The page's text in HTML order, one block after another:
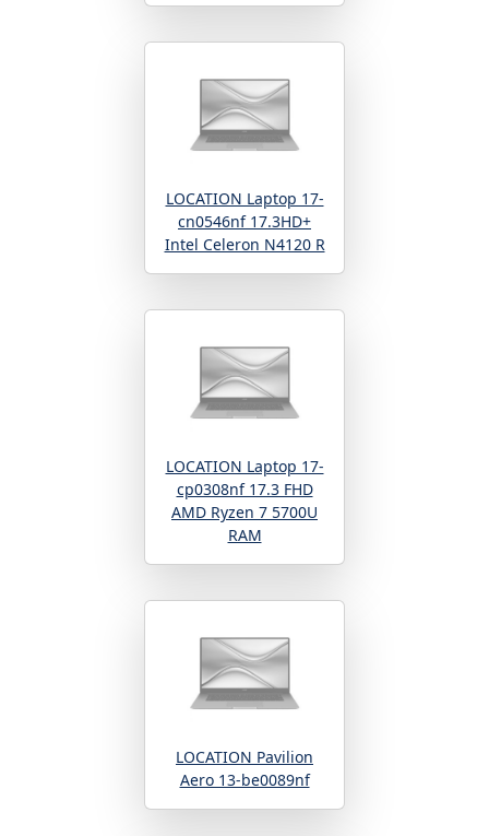
LOCATION Laptop 17-
cn0546nf 17.3HD+
Intel Celeron N4120 R
LOCATION Laptop 17-
cp0308nf 17.3 FHD
AMD Ryzen 7 5700U
RAM
LOCATION Pavilion
Aero 13-be0089nf